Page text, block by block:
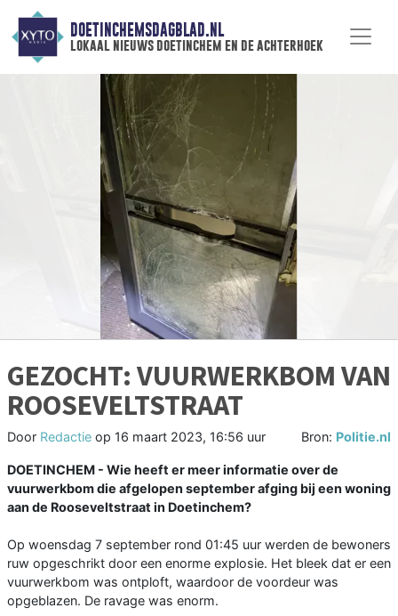
DOETINCHEMSDAGBLAD.NL
lokaal nieuws doetinchem en de achterhoek
GEZOCHT: VUURWERKBOM VAN
ROOSEVELTSTRAAT
Door Redactie op 16 maart 2023, 16:56 uur Bron: Politie.nl
DOETINCHEM - Wie heeft er meer informatie over de
vuurwerkbom die afgelopen september afging bij een woning
aan de Rooseveltstraat in Doetinchem?
Op woensdag 7 september rond 01:45 uur werden de bewoners
ruw opgeschrikt door een enorme explosie. Het bleek dat er een
vuurwerkbom was ontploft, waardoor de voordeur was
opgeblazen. De ravage was enorm.